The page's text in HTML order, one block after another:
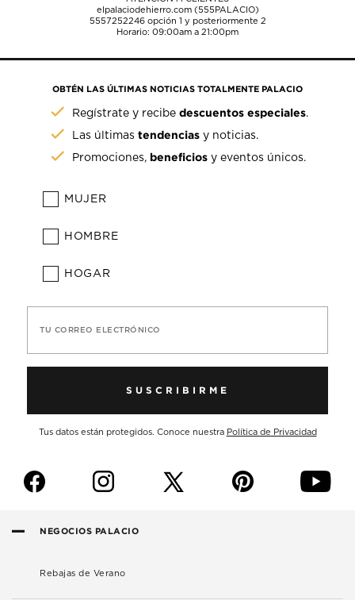
elpalaciodehierro.com (555PALACIO)
5557252246opción 1 y posteriormente 2
Horario: 09:00am a 21:00pm
OBTÉN LAS ÚLTIMAS NOTICIAS TOTALMENTE PALACIO
Regístrate y recibedescuentos especiales.
Las últimastendencias y noticias.
Promociones, beneficios y eventos únicos.
MUJER
HOMBRE
HOGAR
TU CORREO ELECTRÓNICO
SUSCRIBIRME
Tus datos están protegidos. Conoce nuestra Política de Privacidad
f i p y
NEGOCIOS PALACIO
Rebajas de Verano